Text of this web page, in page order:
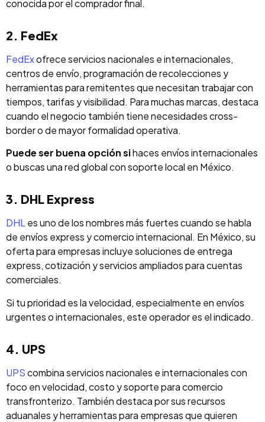
conocida por el comprador final.
2. FedEx
FedExofrece servicios nacionales e internacionales,
centros de envío, programación de recolecciones y
herramientas para remitentes que necesitan trabajar con
tiempos, tarifas y visibilidad. Para muchas marcas, destaca
cuando el negocio también tiene necesidades cross-
border o de mayor formalidad operativa.
Puede ser buena opción sihaces envíos internacionales
o buscas una red global con soporte local en México.
3. DHL Express
DHLes uno de los nombres más fuertes cuando se habla
de envíos express y comercio internacional. En México, su
oferta para empresas incluye soluciones de entrega
express, cotización y servicios ampliados para cuentas
comerciales.
Si tu prioridad es la velocidad, especialmente en envíos
urgentes o internacionales, este operador es el indicado.
4. UPS
UPScombina servicios nacionales e internacionales con
foco en velocidad, costo y soporte para comercio
transfronterizo. También destaca por sus recursos
aduanales y herramientas para empresas que quieren